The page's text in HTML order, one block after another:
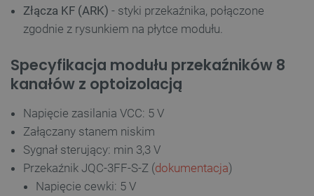
Złącza KF (ARK) - styki przekaźnika, połączone
zgodnie z rysunkiem na płytce modułu.
Specyfikacja modułu przekaźników 8
kanałów z optoizolacją
Napięcie zasilania VCC: 5 V
Załączany stanem niskim
Sygnał sterujący: min 3,3 V
Przekaźnik JQC-3FF-S-Z (dokumentacja)
Napięcie cewki: 5 V